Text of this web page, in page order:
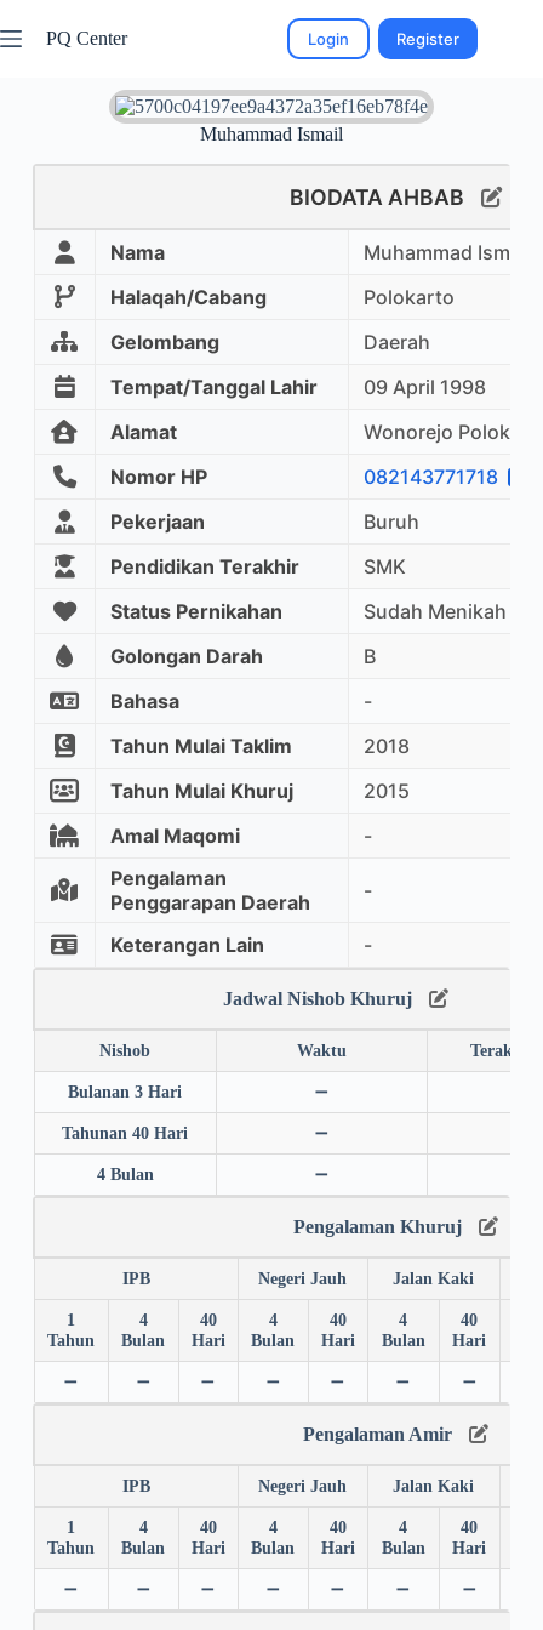
PQ Center Login Register
Muhammad Ismail
BIODATA AHBAB
Nama
Muhammad Ismail
Halaqah/Cabang
Polokarto
Gelombang
Daerah
Tempat/Tanggal Lahir
09 April 1998
Alamat
Wonorejo
Nomor HP
082143771718
Pekerjaan
Buruh
Pendidikan Terakhir
SMK
Status Pernikahan
Sudah Menikah
Golongan Darah
B
Bahasa
-
Tahun Mulai Taklim
2018
Tahun Mulai Khuruj
2015
Amal Maqomi
-
Pengalaman
Penggarapan Daerah
-
Keterangan Lain -
Jadwal Nishob Khuruj
Nishob Waktu Terakhir
Bulanan 3 Hari ➖
Tahunan 40 Hari ➖
4 Bulan ➖
Pengalaman Khuruj
IPB Negeri Jauh Jalan Kaki
1
Tahun
4
Bulan
40
Hari
4
Bulan
40
Hari
4
Bulan
40
Hari
➖ ➖ ➖ ➖ ➖ ➖ ➖
Pengalaman Amir
IPB Negeri Jauh Jalan Kaki
1
Tahun
4
Bulan
40
Hari
4
Bulan
40
Hari
4
Bulan
40
Hari
➖ ➖ ➖ ➖ ➖ ➖ ➖